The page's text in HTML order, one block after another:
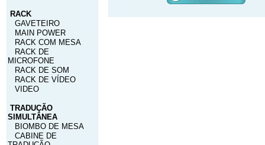
RACK
GAVETEIRO
MAIN POWER
RACK COM MESA
RACK DE
MICROFONE
RACK DE SOM
RACK DE VÍDEO
VIDEO
TRADUÇÃO
SIMULTÂNEA
BIOMBO DE MESA
CABINE DE